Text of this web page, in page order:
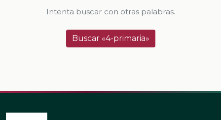
Intenta buscar con otras palabras.
Buscar «4-primaria»